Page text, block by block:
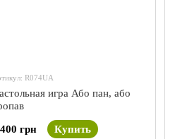
R074UA
игра Або пан, або
грн Купить